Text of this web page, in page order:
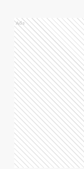
Ads